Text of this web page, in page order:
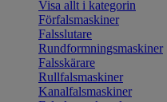
Visa allt i kategorin
Förfalsmaskiner
Falsslutare
Rundformningsmaskiner
Falsskärare
Rullfalsmaskiner
Kanalfalsmaskiner